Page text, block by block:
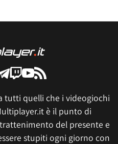
tutti quelli che i videogiochi
è il punto di
del presente e
stupiti ogni giorno con